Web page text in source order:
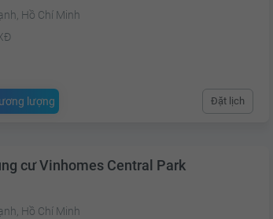
Hồ Chí Minh
lượng Đặt lịch
cư Vinhomes Central Park
Hồ Chí Minh